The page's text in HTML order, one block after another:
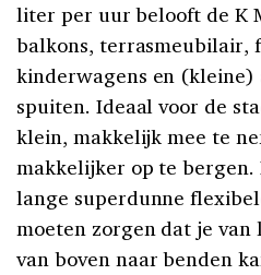
liter per uur belooft de K
balkons, terrasmeubilair,
kinderwagens en (kleine)
spuiten. Ideaal voor de
klein, makkelijk mee te
makkelijker op te bergen.
lange superdunne
moeten zorgen dat je van
van boven naar benden